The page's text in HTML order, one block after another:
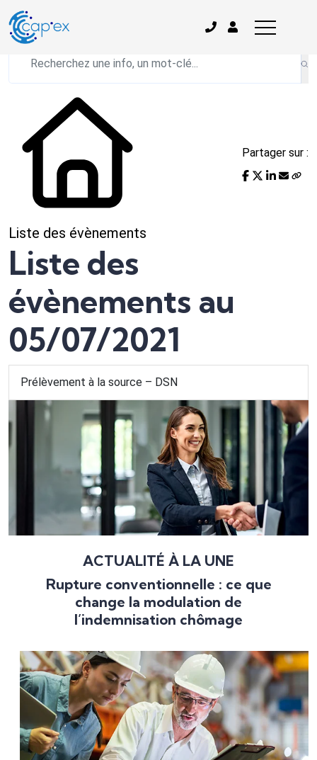
L'actualité du mois
Liste des évènements
Partager sur :
Liste des
évènements au
05/07/2021
Prélèvement à la source – DSN
ACTUALITÉ À LA UNE
Rupture conventionnelle : ce que
change la modulation de
l’indemnisation chômage